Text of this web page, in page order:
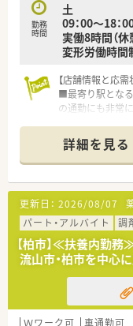
勤務
時間
土
09：00～18：
実働8時間（休
変形労働時間
【店舗情報と応需
■最寄り駅とな
の通勤にも非常
160枚ほど受け付
【法人特徴につい
■お客様にとっ
ンを幅広く展開
■次世代ヘルス
ための取り組み
■サプリメント
様の健康を管理
【求人情報につい
■正社員として
万円から700万
■年間休日は116
詳細を見る
更新日： 2026/08/07
パート・アルバイト
調
【柏市】≪扶養内勤
流山市・柏市を中心
Ｗワーク可 車通勤可